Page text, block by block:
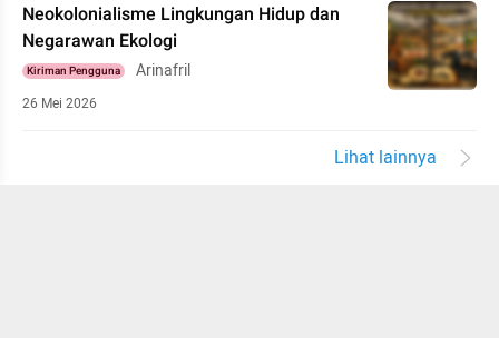
Neokolonialisme Lingkungan Hidup dan
Negarawan Ekologi
Kiriman Pengguna Arinafril
26 Mei 2026
Lihat lainnya